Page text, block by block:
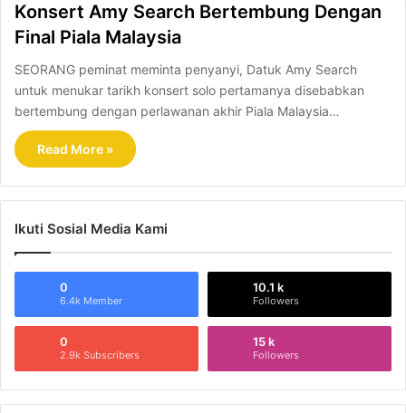
Konsert Amy Search Bertembung Dengan
Final Piala Malaysia
SEORANG peminat meminta penyanyi, Datuk Amy Search
untuk menukar tarikh konsert solo pertamanya disebabkan
bertembung dengan perlawanan akhir Piala Malaysia…
Read More »
Ikuti Sosial Media Kami
0
6.4k Member
10.1 k
Followers
0
2.9k Subscribers
15 k
Followers